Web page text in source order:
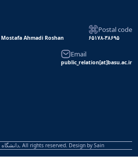
Ahmadi Roshan
Postal code
۶۵۱۷۸-۳۸۶۹۵
Email
public_relation[at]basu.ac.ir
دانشگاه بوعلی سینا همدان, All rights reserved. Design bySain